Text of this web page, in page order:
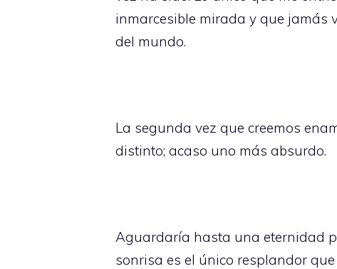
inmarcesible mirada y que jamás
del mundo.
La segunda vez que creemos
distinto; acaso uno más absurdo.
Aguardaría hasta una eternidad
sonrisa es el único resplandor